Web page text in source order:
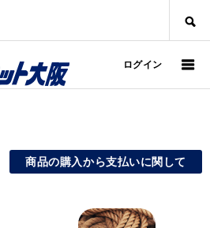
ログイン
商品の購入から支払いに関して